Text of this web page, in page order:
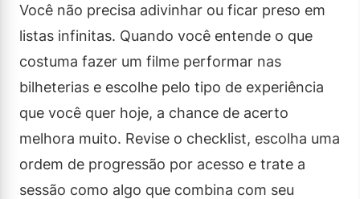
Você não precisa adivinhar ou ficar preso em
listas infinitas. Quando você entende o que
costuma fazer um filme performar nas
bilheterias e escolhe pelo tipo de experiência
que você quer hoje, a chance de acerto
melhora muito. Revise o checklist, escolha uma
ordem de progressão por acesso e trate a
sessão como algo que combina com seu